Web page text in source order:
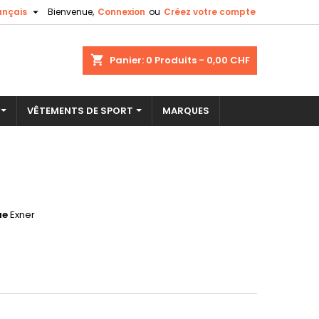
Bienvenue, Connexion ou Créez votre compte

shopping_cart Panier: 0 Produits - 0,00 CHF
VÊTEMENTS DE SPORT MARQUES
Exner